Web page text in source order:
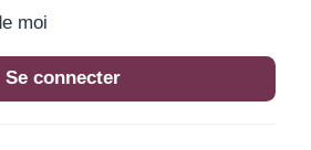
moi
Se connecter